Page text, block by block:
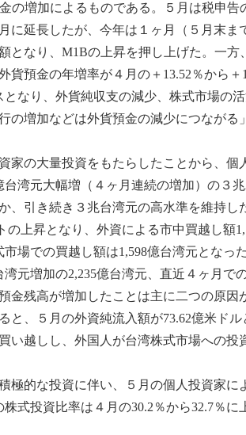
の増加によるものである。５月は税申告
に延長したが、今年は１ヶ月（５月末ま
となり、M1Bの上昇を押し上げた。一方
預金の年増率が４月の＋13.52％から＋
なり、外貨純収支の減少、株式市場の
の増加などは外貨預金の減少につながる
の大量投資をもたらしたことから、個
湾元大幅増（４ヶ月連続の増加）の３兆
、引き続き３兆台湾元の高水準を維持し
上昇となり、外資による市中買越し額
場での買越し額は1,598億台湾元となっ
元増加の2,235億台湾元、直近４ヶ月で
残高が増加したことは主に二つの原因
、５月の外資純流入額が73.62億米ドル
い越しし、外国人が台湾株式市場への投
的な投資に伴い、５月の個人投資家に
式投資比率は４月の30.2％から32.7％に